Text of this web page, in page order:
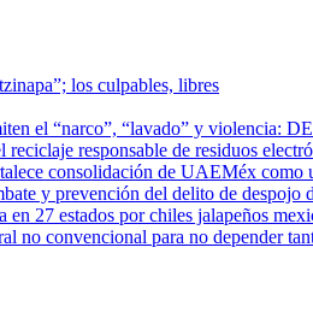
los culpables, libres
el “narco”, “lavado” y violencia:
responsable de residuos
consolidación de UAEMéx como
y prevención del delito de despojo
en 27 estados por chiles jalapeños
no convencional para no depender